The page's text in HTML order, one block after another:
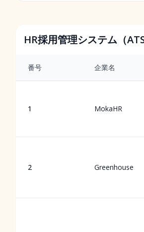
HR採用管理システム（
番号 企業名
1 MokaHR
2 Greenhouse